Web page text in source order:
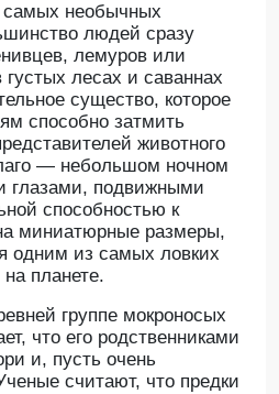
самых необычных
людей сразу
лемуров или
лесах и саваннах
существо, которое
способно затмить
животного
— небольшом ночном
глазами, подвижными
способностью к
миниатюрные размеры,
одним из самых ловких
планете.
группе мокроносых
что его родственниками
и, пусть очень
считают, что предки